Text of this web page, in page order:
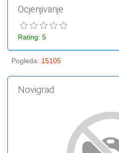
Ocjenjivanje
Rating: 5
Pogleda: 15105
Novigrad